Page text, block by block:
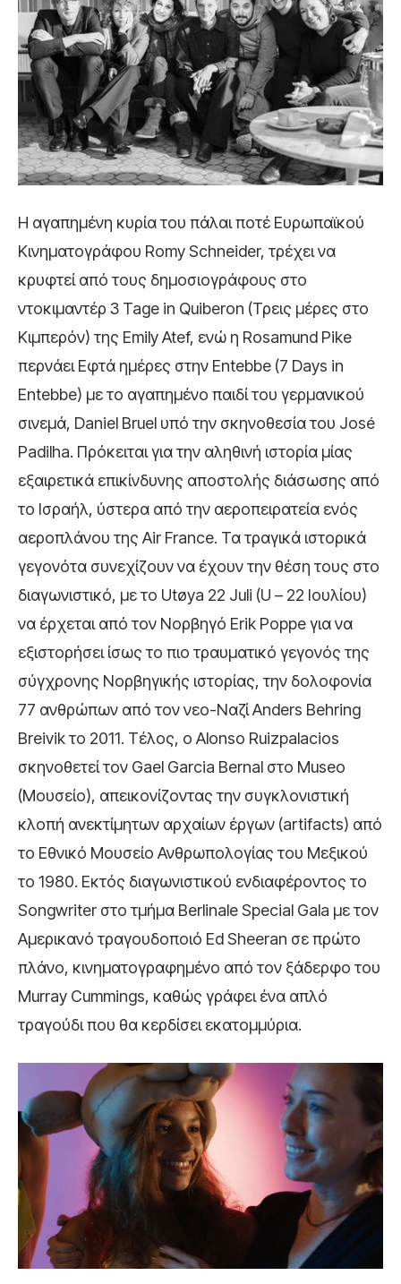
Η αγαπημένη κυρία του πάλαι ποτέ Ευρωπαϊκού
Κινηματογράφου Romy Schneider, τρέχει να
κρυφτεί από τους δημοσιογράφους στο
ντοκιμαντέρ 3 Tage in Quiberon (Τρεις μέρες στο
Κιμπερόν) της Emily Atef, ενώ η Rosamund Pike
περνάει Εφτά ημέρες στην Entebbe (7 Days in
Entebbe) με το αγαπημένο παιδί του γερμανικού
σινεμά, Daniel Bruel υπό την σκηνοθεσία του José
Padilha. Πρόκειται για την αληθινή ιστορία μίας
εξαιρετικά επικίνδυνης αποστολής διάσωσης από
το Ισραήλ, ύστερα από την αεροπειρατεία ενός
αεροπλάνου της Air France. Τα τραγικά ιστορικά
γεγονότα συνεχίζουν να έχουν την θέση τους στο
διαγωνιστικό, με το Utøya 22 Juli (U – 22 Ιουλίου)
να έρχεται από τον Νορβηγό Erik Poppe για να
εξιστορήσει ίσως το πιο τραυματικό γεγονός της
σύγχρονης Νορβηγικής ιστορίας, την δολοφονία
77 ανθρώπων από τον νεο-Ναζί Anders Behring
Breivik το 2011. Τέλος, ο Alonso Ruizpalacios
σκηνοθετεί τον Gael Garcia Bernal στο Museo
(Μουσείο), απεικονίζοντας την συγκλονιστική
κλοπή ανεκτίμητων αρχαίων έργων (artifacts) από
το Εθνικό Μουσείο Ανθρωπολογίας του Μεξικού
το 1980. Εκτός διαγωνιστικού ενδιαφέροντος το
Songwriter στο τμήμα Berlinale Special Gala με τον
Αμερικανό τραγουδοποιό Ed Sheeran σε πρώτο
πλάνο, κινηματογραφημένο από τον ξάδερφο του
Murray Cummings, καθώς γράφει ένα απλό
τραγούδι που θα κερδίσει εκατομμύρια.